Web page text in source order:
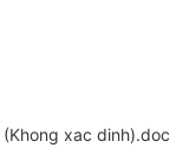
xac dinh).doc